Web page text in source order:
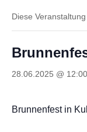
Diese
28.06.2025 @ 12:00
Brunnenfest in